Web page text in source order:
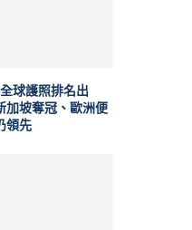
球護照排名出
加坡奪冠、歐洲便
領先